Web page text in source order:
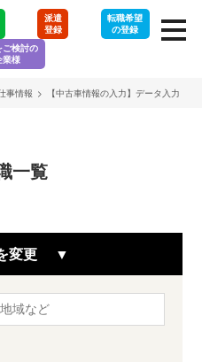
派遣
登録
転職希望
の登録
ご検討の
業様
事情報 > 【中古車情報の入力】データ入力
一覧
変更